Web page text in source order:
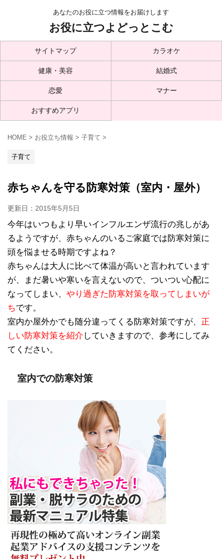
あなたのお役に立つ情報をお届けします
お役に立つよどっとこむ
サイトマップ カラオケ
健康・美容 結婚式
恋愛 マナー
おすすめアプリ
HOME > お役立ち情報 > 子育て >
子育て
赤ちゃんを守る防寒対策（室内・屋外）
更新日： 2015年5月5日
今年はいつもより早いインフルエンザ流行の兆しがあ
るようですが、赤ちゃんのいるご家庭では防寒対策に
頭を悩ませる時期ですよね？
赤ちゃんは大人に比べて体温が高いと言われています
が、まだ暑いや寒いを言えないので、ついつい心配に
なってしまい、 やり過ぎた防寒対策を取ってしまいが
ちです。
室内か屋外かでも随分違ってくる防寒対策ですが、 正
しい防寒対策を紹介 していきますので、参考にしてみ
てください。
室内での防寒対策